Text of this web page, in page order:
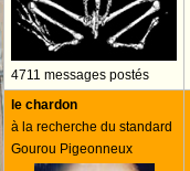
4711 messages postés
le chardon
à la recherche du standard
Gourou Pigeonneux